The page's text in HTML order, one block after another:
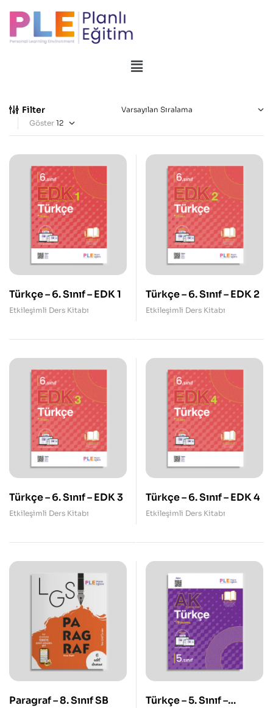
Filter
Göster
Türkçe – 6. Sınıf – EDK 1
Etkileşimli Ders Kitabı
Türkçe – 6. Sınıf – EDK 2
Etkileşimli Ders Kitabı
Türkçe – 6. Sınıf – EDK 3
Etkileşimli Ders Kitabı
Türkçe – 6. Sınıf – EDK 4
Etkileşimli Ders Kitabı
Paragraf – 8. Sınıf SB
Türkçe – 5. Sınıf –